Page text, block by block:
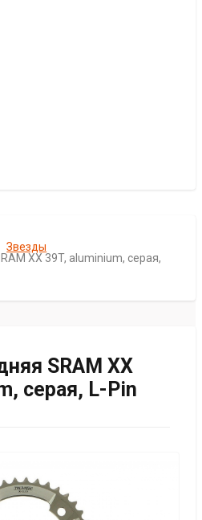
Звезды
XX 39T, aluminium, серая,
SRAM XX
серая, L-Pin